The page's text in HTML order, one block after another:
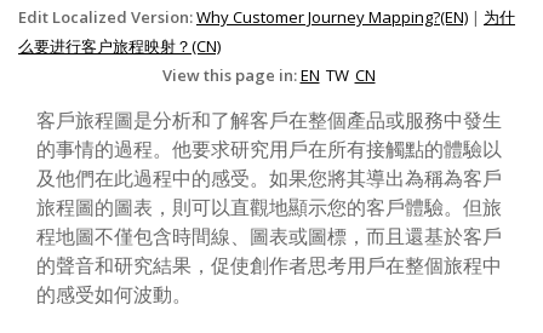
Edit Localized Version:Why Customer Journey Mapping?(EN) | 为什
么要进行客户旅程映射？(CN)
View this page in:EN TW CN
客戶旅程圖是分析和了解客戶在整個產品或服務中發生
的事情的過程。他要求研究用戶在所有接觸點的體驗以
及他們在此過程中的感受。如果您將其導出為稱為客戶
旅程圖的圖表，則可以直觀地顯示您的客戶體驗。但旅
程地圖不僅包含時間線、圖表或圖標，而且還基於客戶
的聲音和研究結果，促使創作者思考用戶在整個旅程中
的感受如何波動。